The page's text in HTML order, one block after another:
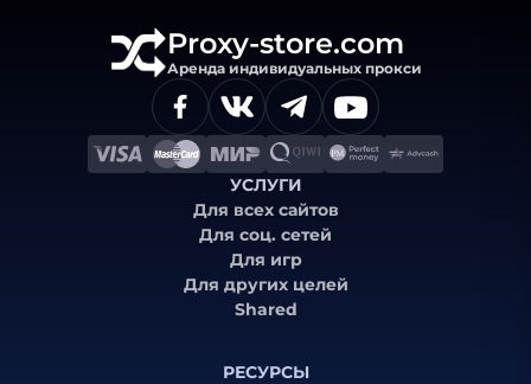
Proxy-store.com
Аренда индивидуальных прокси
УСЛУГИ
Для всех сайтов
Для соц. сетей
Для игр
Для других целей
Shared
РЕСУРСЫ